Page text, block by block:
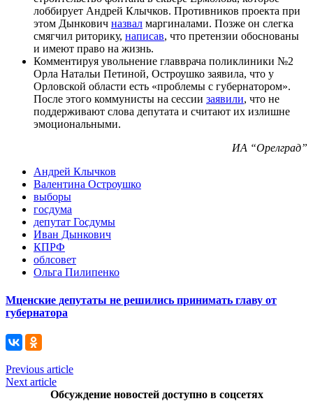
лоббирует Андрей Клычков. Противников проекта при
этом Дынкович назвал маргиналами. Позже он слегка
смягчил риторику, написав, что претензии обоснованы
и имеют право на жизнь.
Комментируя увольнение главврача поликлиники №2
Орла Натальи Петиной, Остроушко заявила, что у
Орловской области есть «проблемы с губернатором».
После этого коммунисты на сессии заявили, что не
поддерживают слова депутата и считают их излишне
эмоциональными.
ИА “Орелград”
Андрей Клычков
Валентина Остроушко
выборы
госдума
депутат Госдумы
Иван Дынкович
КПРФ
облсовет
Ольга Пилипенко
Мценские депутаты не решились принимать главу от
губернатора
Previous article
Next article
Обсуждение новостей доступно в соцсетях